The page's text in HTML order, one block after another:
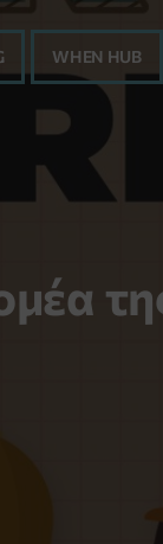
WHEN HUB